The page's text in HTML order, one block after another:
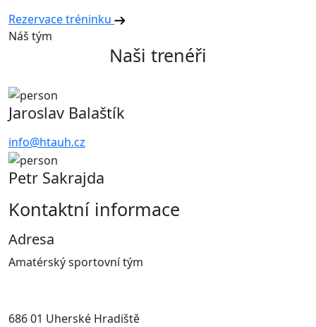
Rezervace tréninku
Náš tým
Naši trenéři
Jaroslav Balaštík
info@htauh.cz
Petr Sakrajda
Kontaktní informace
Adresa
Amatérský sportovní tým
686 01 Uherské Hradiště